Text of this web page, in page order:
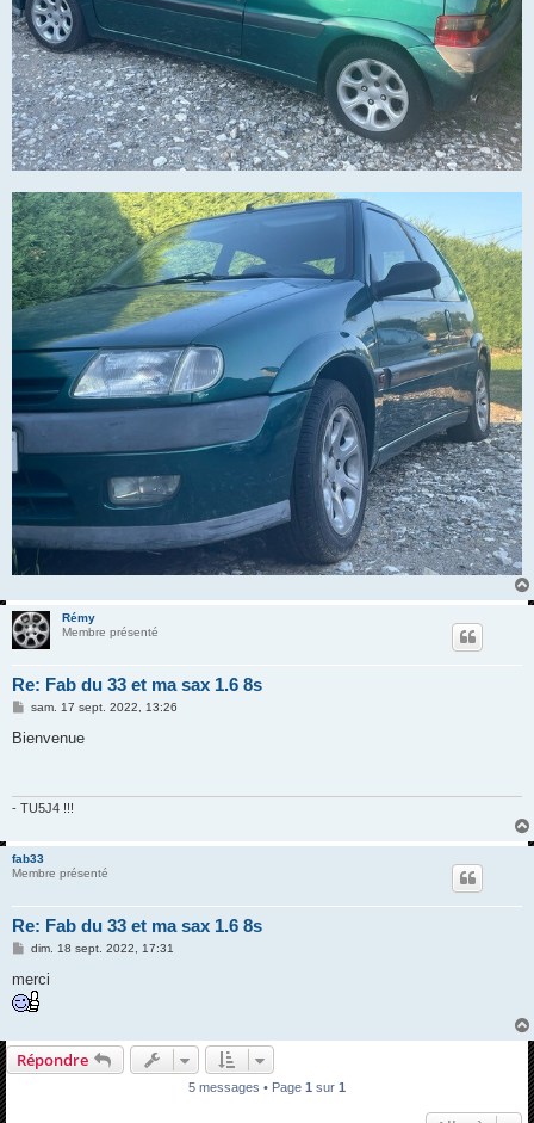
Rémy
Membre présenté
Re: Fab du 33 et ma sax 1.6 8s
M
s
sam. 17 sept. 2022, 13:26
Bienvenue
- TU5J4 !!!
fab33
Membre présenté
Re: Fab du 33 et ma sax 1.6 8s
M
s
s
a
dim. 18 sept. 2022, 17:31
merci
Répondre
5 messages • Page 1 sur 1